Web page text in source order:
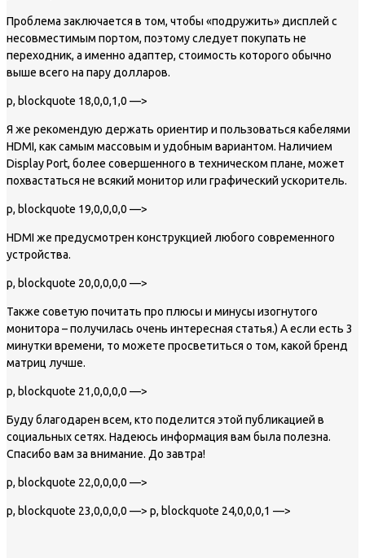
Проблема заключается в том, чтобы «подружить» дисплей с
несовместимым портом, поэтому следует покупать не
переходник, а именно адаптер, стоимость которого обычно
выше всего на пару долларов.
p, blockquote 18,0,0,1,0 —>
Я же рекомендую держать ориентир и пользоваться кабелями
HDMI, как самым массовым и удобным вариантом. Наличием
Display Port, более совершенного в техническом плане, может
похвастаться не всякий монитор или графический ускоритель.
p, blockquote 19,0,0,0,0 —>
HDMI же предусмотрен конструкцией любого современного
устройства.
p, blockquote 20,0,0,0,0 —>
Также советую почитать про плюсы и минусы изогнутого
монитора – получилась очень интересная статья.) А если есть 3
минутки времени, то можете просветиться о том, какой бренд
матриц лучше.
p, blockquote 21,0,0,0,0 —>
Буду благодарен всем, кто поделится этой публикацией в
социальных сетях. Надеюсь информация вам была полезна.
Спасибо вам за внимание. До завтра!
p, blockquote 22,0,0,0,0 —>
p, blockquote 23,0,0,0,0 —> p, blockquote 24,0,0,0,1 —>